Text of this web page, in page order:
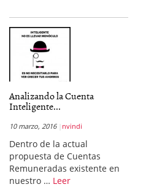
Analizando la Cuenta
Inteligente...
10 marzo, 2016 nvindi
Dentro de la actual
propuesta de Cuentas
Remuneradas existente en
nuestro … Leer